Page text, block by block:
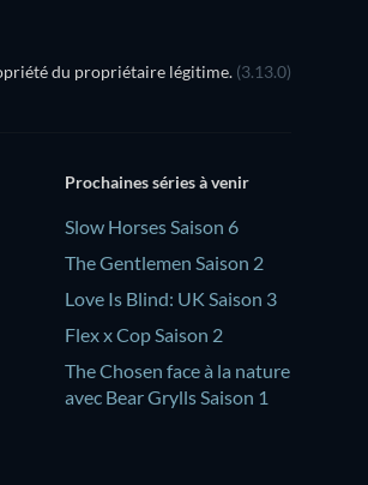
du propriétaire légitime. (3.13.0)
Prochaines séries à venir
Slow Horses Saison 6
The Gentlemen Saison 2
Love Is Blind: UK Saison 3
Flex x Cop Saison 2
The Chosen face à la nature
avec Bear Grylls Saison 1